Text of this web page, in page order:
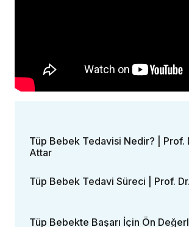
Tüp Bebek Tedavisi Nedir? | Prof.
Attar
Tüp Bebek Tedavi Süreci | Prof.
Tüp Bebekte Başarı İçin Ön